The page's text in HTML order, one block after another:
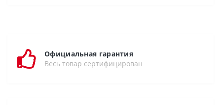
Официальная гарантия
Весь товар сертифицирован